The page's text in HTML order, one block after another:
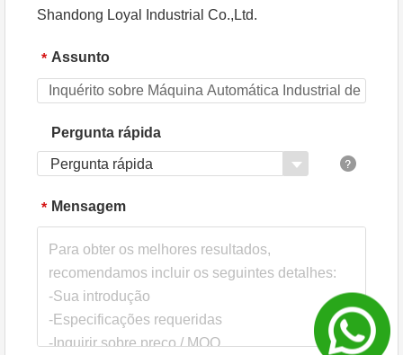
Shandong Loyal Industrial Co.,Ltd.
* Assunto
Pergunta rápida
Pergunta rápida
* Mensagem